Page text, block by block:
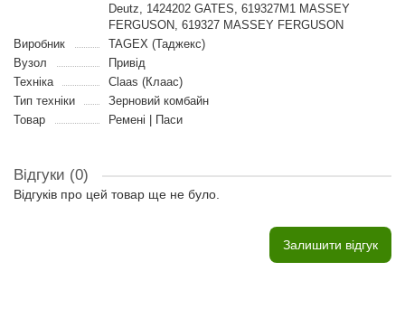
Deutz, 1424202 GATES, 619327M1 MASSEY
FERGUSON, 619327 MASSEY FERGUSON
Виробник
TAGEX (Таджекс)
Вузол
Привід
Техніка
Claas (Клаас)
Тип техніки
Зерновий комбайн
Товар
Ремені | Паси
Відгуки (0)
Відгуків про цей товар ще не було.
Залишити відгук